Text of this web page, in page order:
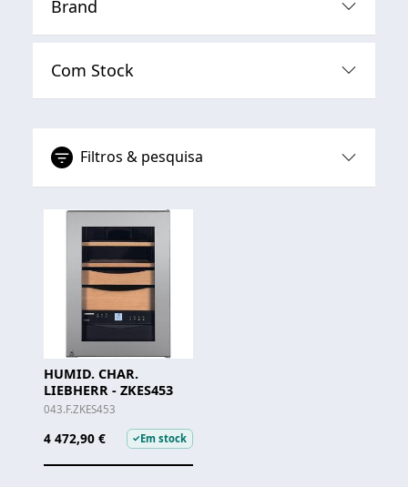
Filtros & pesquisa
HUMID. CHAR.
LIEBHERR - ZKES453
043.F.ZKES453
4 472,90 € ✓Em stock
Brand
Com Stock